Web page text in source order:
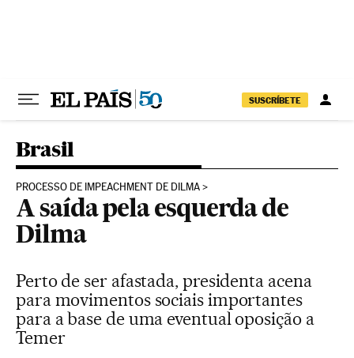
SUSCRÍBETE
Brasil
PROCESSO DE IMPEACHMENT DE DILMA
A saída pela esquerda de
Dilma
Perto de ser afastada, presidenta acena
para movimentos sociais importantes
para a base de uma eventual oposição a
Temer